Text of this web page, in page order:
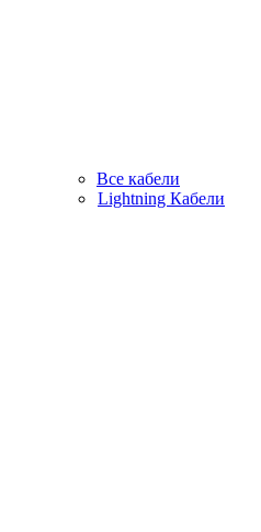
Все кабели
Lightning Кабели